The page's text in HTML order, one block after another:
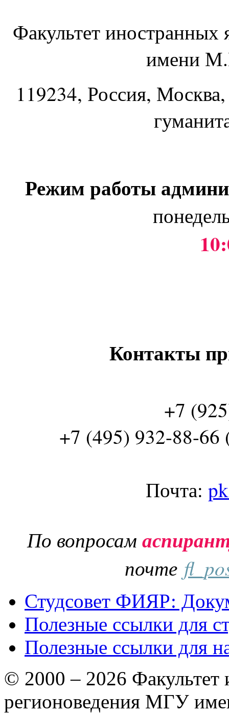
Факультет
имени
119234, Россия,
Режим работы
Контакты
+7
+7 (495) 932-88-66
Почта:
По вопросам
почте
Студсовет ФИЯР:
Полезные ссылки для
Полезные ссылки для
© 2000 – 2026 Факультет
регионоведения МГУ